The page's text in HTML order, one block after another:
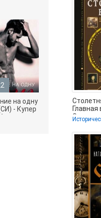
Главная
на одну
- Купер